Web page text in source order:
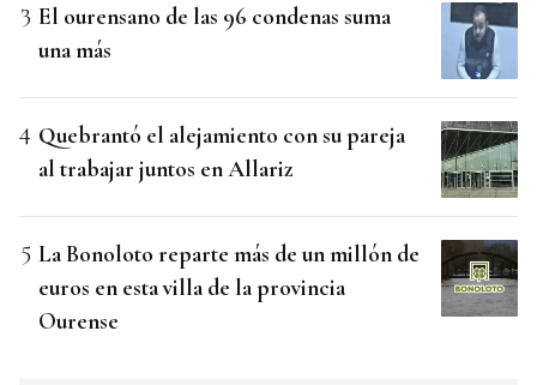
El ourensano de las 96 condenas suma
una más
Quebrantó el alejamiento con su pareja
al trabajar juntos en Allariz
La Bonoloto reparte más de un millón de
euros en esta villa de la provincia
Ourense